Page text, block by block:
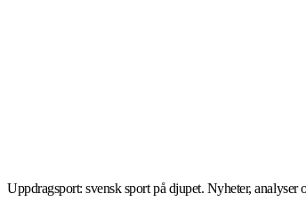
Uppdragsport: svensk sport på djupet. Nyheter,